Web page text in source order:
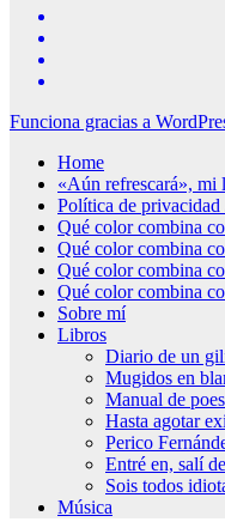
Funciona gracias a
Home
«Aún refrescará», mi
Política de
Qué color combina
Qué color combina
Qué color combina
Qué color combina
Sobre mí
Libros
Diario de un
Mugidos en
Manual de
Hasta agotar
Perico
Entré en, salí de
Sois todos
Música